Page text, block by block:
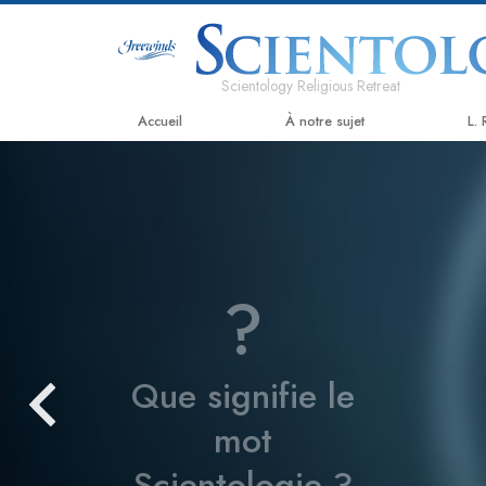
Scientology Religious Retreat
Accueil À notre sujet L.
?
Que signifie le
mot